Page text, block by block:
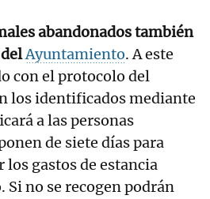
abandonados también
delAyuntamiento. A este
con el protocolo del
los identificados mediante
a las personas
de siete días para
los gastos de estancia
Si no se recogen podrán